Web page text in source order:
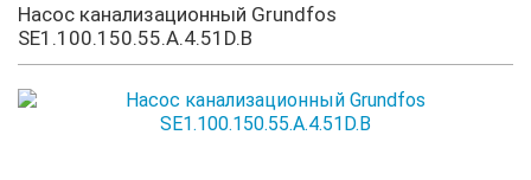
Насос канализационный Grundfos
SE1.100.150.55.A.4.51D.B